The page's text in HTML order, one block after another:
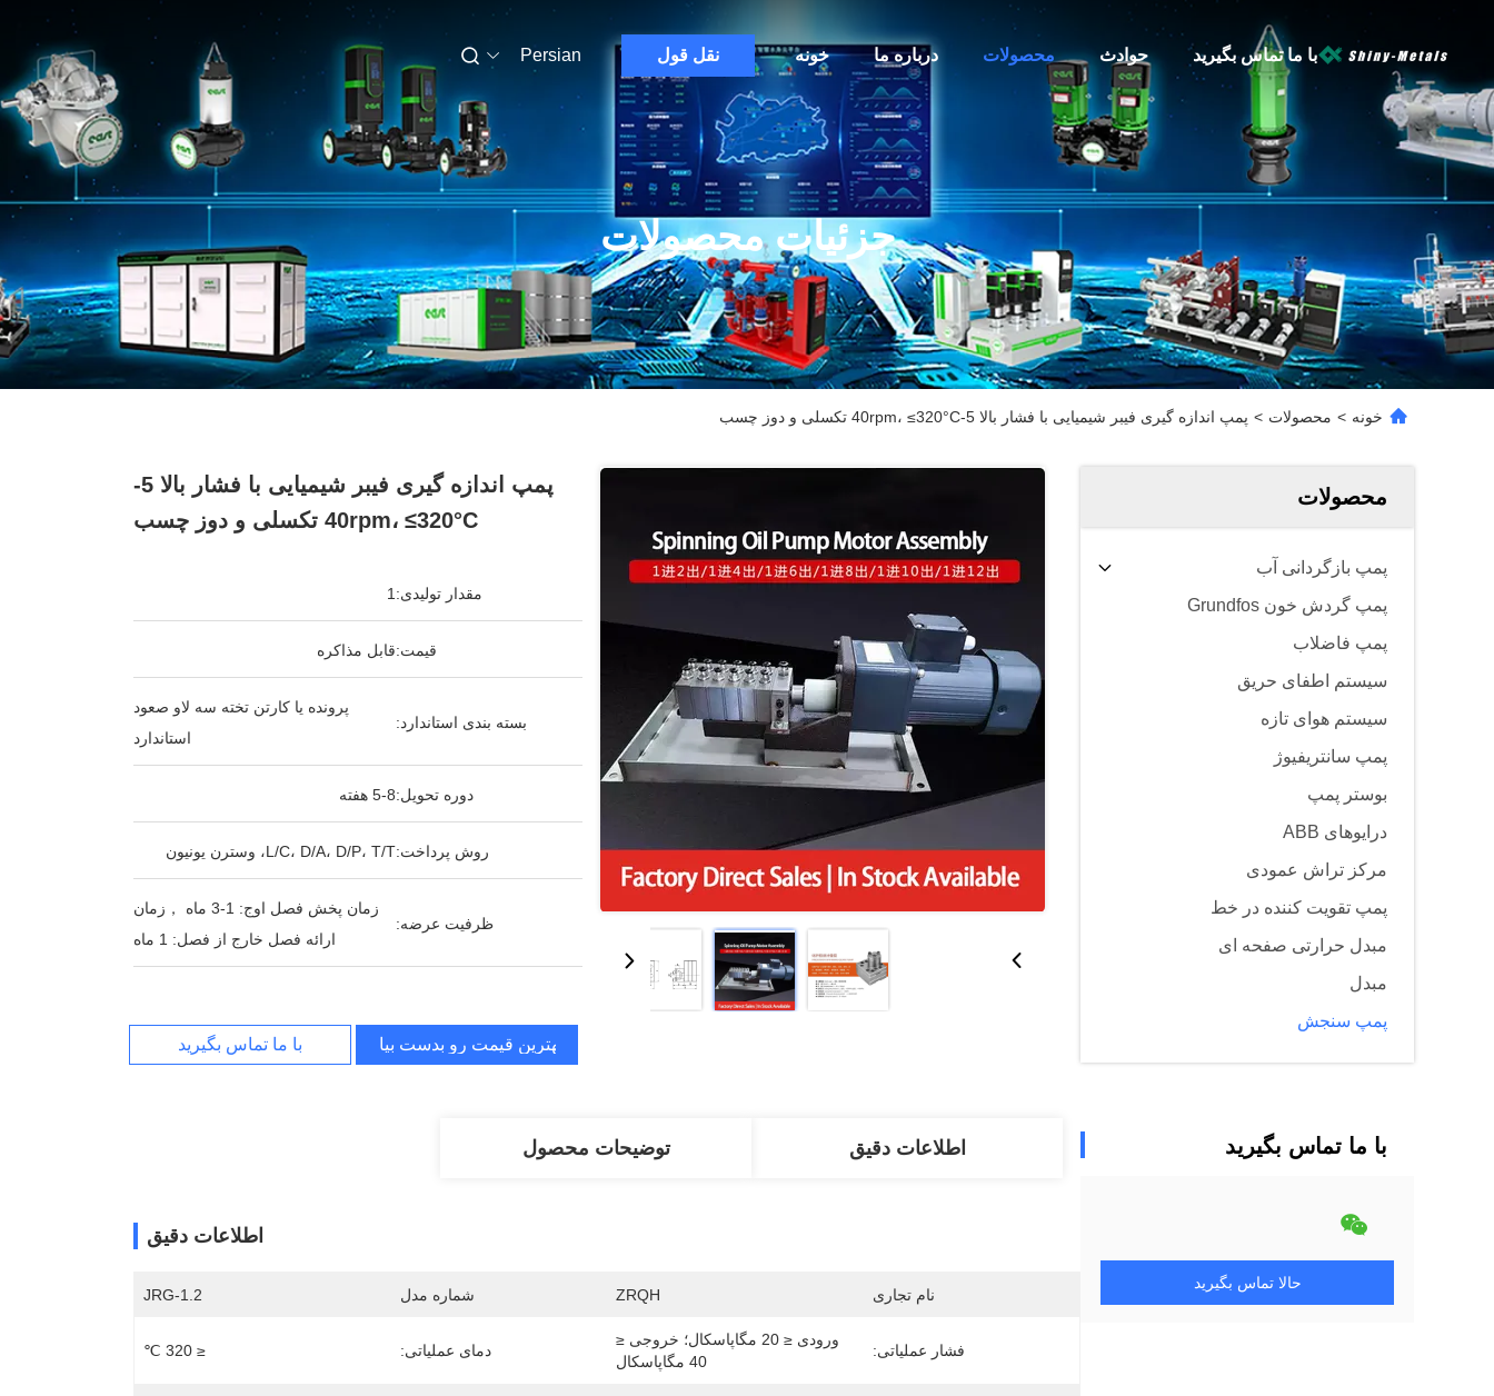
خونه درباره ما محصولات حوادث با ما تماس بگیرید نقل قول Persian
جزئیات محصولات
خونه > محصولات > پمپ اندازه گیری فیبر شیمیایی با فشار بالا 5-40rpm، ≤320°C تکسلی و دوز چسب
محصولات
پمپ بازگردانی آب
پمپ گردش خون Grundfos
پمپ فاضلاب
سیستم اطفای حریق
سیستم هوای تازه
پمپ سانتریفیوژ
بوستر پمپ
درایوهای ABB
مرکز تراش عمودی
پمپ تقویت کننده در خط
مبدل حرارتی صفحه ای
مبدل
پمپ سنجش
با ما تماس بگیرید
حالا تماس بگیرید
پمپ اندازه گیری فیبر شیمیایی با فشار بالا 5-
40rpm، ≤320°C تکسلی و دوز چسب
مقدار تولیدی: 1
قیمت:قابل مذاکره
بسته بندی استاندارد:
پرونده یا کارتن تخته سه لاو صعود
استاندارد
دوره تحویل:5-8 هفته
روش پرداخت:L/C، D/A، D/P، T/T، وسترن یونیون
ظرفیت عرضه:
زمان پخش فصل اوج: 1-3 ماه ，زمان
ارائه فصل خارج از فصل: 1 ماه
بهترین قیمت رو بدست بیار با ما تماس بگیرید
اطلاعات دقیق توضیحات محصول
اطلاعات دقیق
نام تجاری ZRQH شماره مدل JRG-1.2
فشار عملیاتی:
40 مگاپاسکال
دمای عملیاتی: ≤ 320 ℃